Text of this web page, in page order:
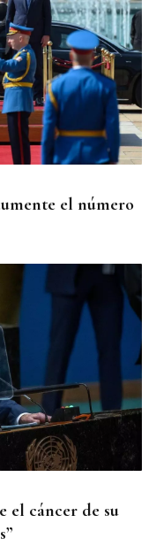
el número
el cáncer de su